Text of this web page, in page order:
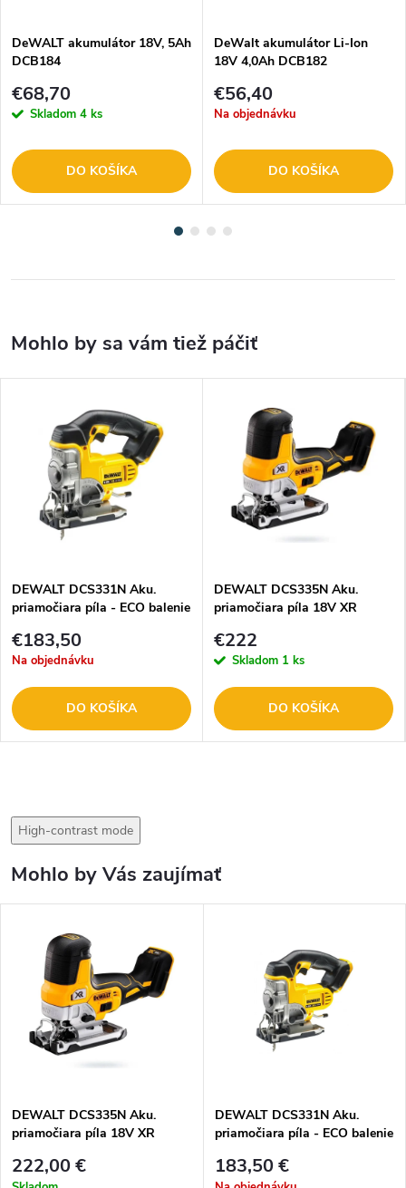
DeWALT akumulátor 18V, 5Ah
DCB184
€68,70
Skladom 4 ks
DO KOŠÍKA
DeWalt akumulátor Li-Ion
18V 4,0Ah DCB182
€56,40
Na objednávku
DO KOŠÍKA
DEWALT DCS331N Aku.
priamočiara píla - ECO balenie
€183,50
Na objednávku
DO KOŠÍKA
DEWALT DCS335N Aku.
priamočiara píla 18V XR
€222
Skladom 1 ks
DO KOŠÍKA
High-contrast mode
Mohlo by Vás zaujímať
DEWALT DCS335N Aku.
priamočiara píla 18V XR
222,00 €
DEWALT DCS331N Aku.
priamočiara píla - ECO balenie
183,50 €